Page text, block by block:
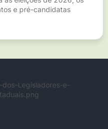
e pré-candidatas